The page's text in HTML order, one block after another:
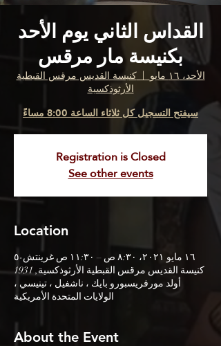
القداس الثاني يوم الأحد
بكنيسة مار مرقس
الأحد، ١٦ مايو
  |
كنيسة القديس مرقس القبطية
الأرثوذكسية
سيفتح التسجيل كل ثلاثاء الساعة 8:00 مساءً
Registration is Closed
See other events
Location
١٦ مايو ٢٠٢١، ٨:٣٠ ص – ١١:٣٠ ص غرينتش-٥
كنيسة القديس مرقس القبطية الأرثوذكسية, 1931
أولد مورفريسبورو بايك ، ناشفيل ، تينيسي ،
الولايات المتحدة الأمريكية
About the Event